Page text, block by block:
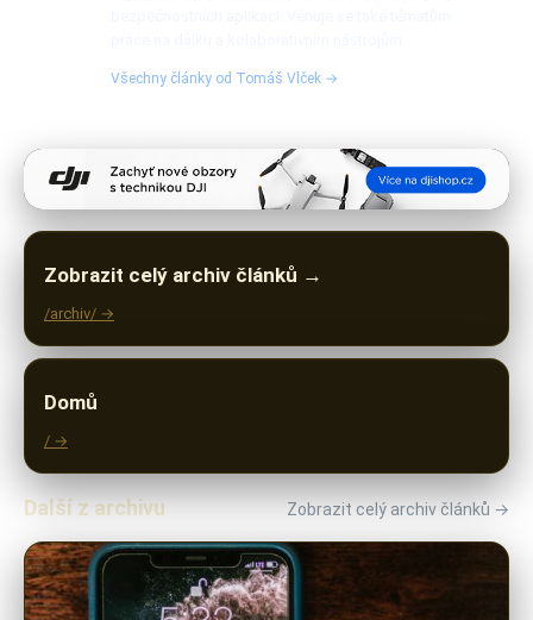
Všechny články od Tomáš Vlček →
Zobrazit celý archiv článků →
/archiv/ →
Domů
/ →
Další z archivu Zobrazit celý archiv článků →